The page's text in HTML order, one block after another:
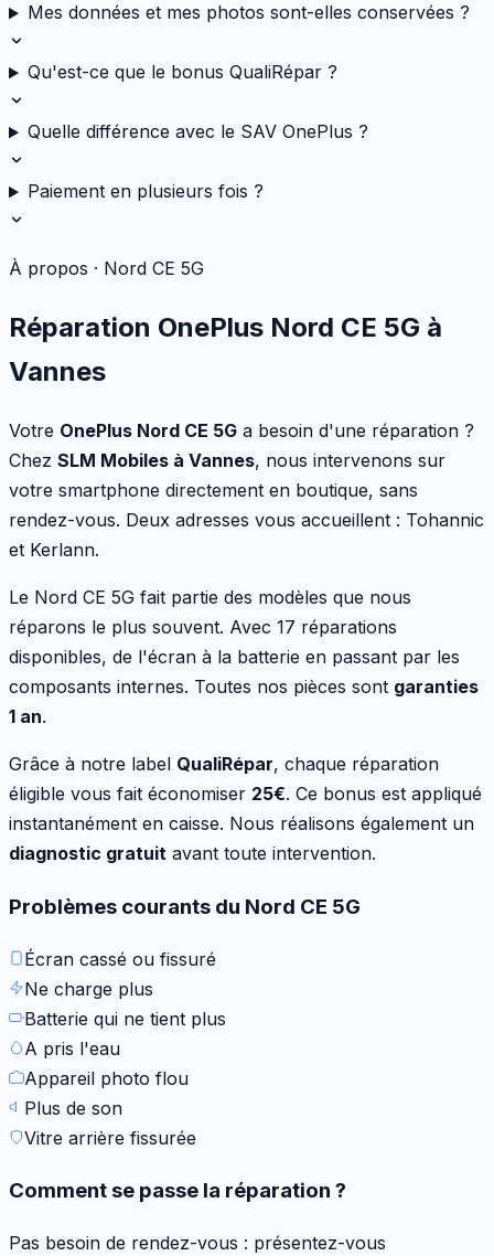
Mes données et mes photos sont-elles conservées ?
Qu'est-ce que le bonus QualiRépar ?
Quelle différence avec le SAV OnePlus ?
Paiement en plusieurs fois ?
À propos · Nord CE 5G
Réparation OnePlus Nord CE 5G à
Vannes
Votre OnePlus Nord CE 5G a besoin d'une réparation ?
Chez SLM Mobiles à Vannes, nous intervenons sur
votre smartphone directement en boutique, sans
rendez-vous. Deux adresses vous accueillent : Tohannic
et Kerlann.
Le Nord CE 5G fait partie des modèles que nous
réparons le plus souvent. Avec 17 réparations
disponibles, de l'écran à la batterie en passant par les
composants internes. Toutes nos pièces sont garanties
1 an.
Grâce à notre label QualiRépar, chaque réparation
éligible vous fait économiser 25€. Ce bonus est appliqué
instantanément en caisse. Nous réalisons également un
diagnostic gratuit avant toute intervention.
Problèmes courants du Nord CE 5G
Écran cassé ou fissuré
Ne charge plus
Batterie qui ne tient plus
A pris l'eau
Appareil photo flou
Plus de son
Vitre arrière fissurée
Comment se passe la réparation ?
Pas besoin de rendez-vous : présentez-vous